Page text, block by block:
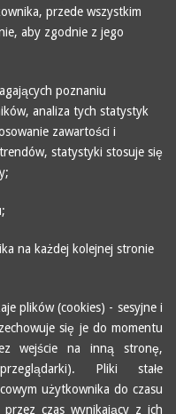
przede wszystkim
aby zgodnie z jego
poznaniu
analiza tych statystyk
zawartości i
statystyki stosuje się
na każdej kolejnej stronie
plików (cookies) - sesyjne i
się je do momentu
wejście na inną stronę,
Pliki stałe
użytkownika do czasu
czas wynikający z ich